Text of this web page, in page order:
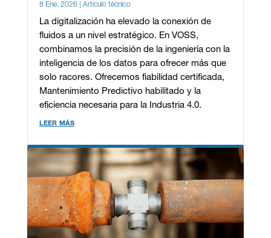
8 Ene, 2026| Artículo técnico
La digitalización ha elevado la conexión de
fluidos a un nivel estratégico. En VOSS,
combinamos la precisión de la ingeniería con la
inteligencia de los datos para ofrecer más que
solo racores. Ofrecemos fiabilidad certificada,
Mantenimiento Predictivo habilitado y la
eficiencia necesaria para la Industria 4.0.
leer más